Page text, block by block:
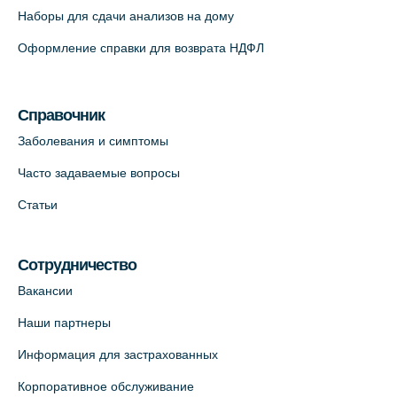
На карте
+7 (812) 660-73-69
На карте
На карте
Лабораторный терминал на
партнёр)
+7 (812) 498-10-30
Наборы для сдачи анализов на дому
Оформление справки для возврата НДФЛ
Справочник
Заболевания и симптомы
Часто задаваемые вопросы
Статьи
Сотрудничество
Вакансии
Наши партнеры
Информация для застрахованных
Корпоративное обслуживание